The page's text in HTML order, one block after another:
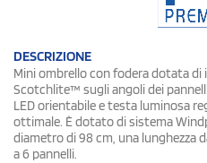
DESCRIZIONE
Mini ombrello con fodera dotata
Scotchlite™ sugli angoli dei
LED orientabile e testa luminosa
ottimale. È dotato di sistema
diametro di 98 cm, una lunghezza
a 6 pannelli.